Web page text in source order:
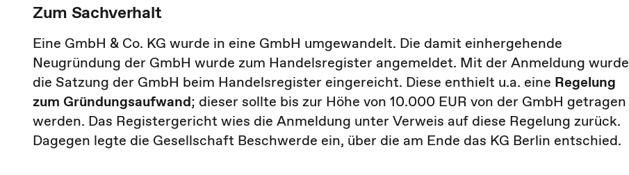
Zum Sachverhalt
Eine GmbH & Co. KG wurde in eine GmbH umgewandelt. Die damit einhergehende
Neugründung der GmbH wurde zum Handelsregister angemeldet. Mit der Anmeldung wurde
die Satzung der GmbH beim Handelsregister eingereicht. Diese enthielt u.a. eine Regelung
zum Gründungsaufwand; dieser sollte bis zur Höhe von 10.000 EUR von der GmbH getragen
werden. Das Registergericht wies die Anmeldung unter Verweis auf diese Regelung zurück.
Dagegen legte die Gesellschaft Beschwerde ein, über die am Ende das KG Berlin entschied.